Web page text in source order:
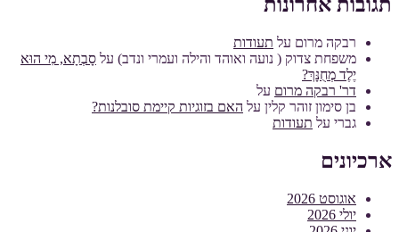
תגובות אחרונות
רבקה מרום על תעודות
משפחת צדוק ( נועה ואוהד והילה ועמרי ונדב) על סָבְתָא, מִי הוּא
יֶלֶד מְחֻנָּךְ?
דר' רבקה מרום על
בן סימון זוהר קלין על האם בזוגיות קיימת סובלנות?
גברי על תעודות
ארכיונים
אוגוסט 2026
יולי 2026